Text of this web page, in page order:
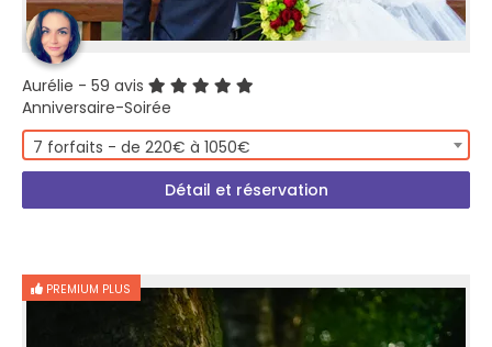
Aurélie - 59 avis
Anniversaire-Soirée
7 forfaits - de 220€ à 1050€
Détail et réservation
PREMIUM PLUS